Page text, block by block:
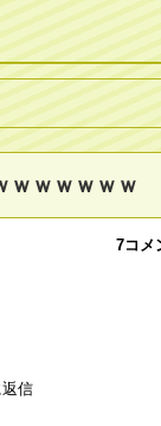
ｗｗｗｗｗｗ
7コメ
信